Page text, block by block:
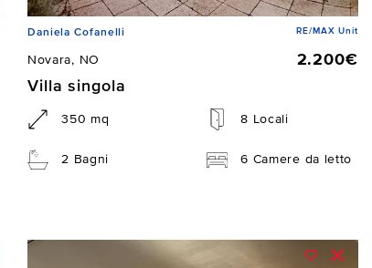
Daniela Cofanelli RE/MAX Unit
Novara, NO
2.200€
Villa singola
350 mq 8 Locali
2 Bagni 6 Camere da letto